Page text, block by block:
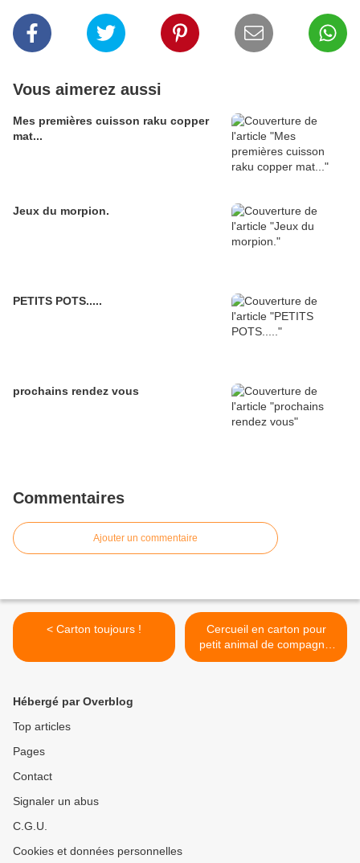
Vous aimerez aussi
Mes premières cuisson raku copper
mat...
Jeux du morpion.
PETITS POTS.....
prochains rendez vous
Commentaires
Ajouter un commentaire
< Carton toujours !
Cercueil en carton pour
petit animal de compagnie
>
Hébergé par Overblog
Top articles
Pages
Contact
Signaler un abus
C.G.U.
Cookies et données personnelles